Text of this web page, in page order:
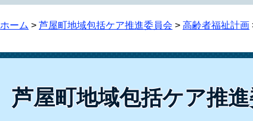
ホーム > 芦屋町地域包括ケア推進委員会 > 高齢者福祉計画
芦屋町地域包括ケア推